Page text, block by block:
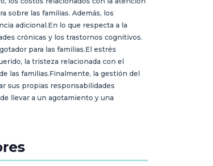
sobre las familias. Además, los
adicional.En lo que respecta a la
crónicas y los trastornos cognitivos.
para las familias.El estrés
la tristeza relacionada con el
las familias.Finalmente, la gestión del
sus propias responsabilidades
llevar a un agotamiento y una